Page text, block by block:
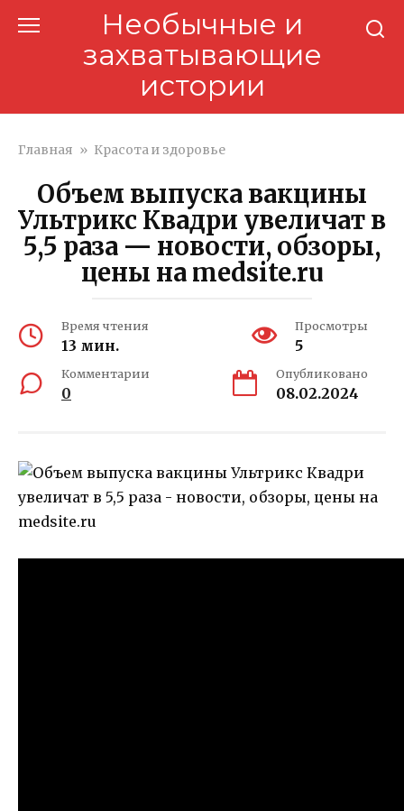
Необычные и
захватывающие
истории
Главная » Красота и здоровье
Объем выпуска вакцины
Ультрикс Квадри увеличат в
5,5 раза — новости, обзоры,
цены на medsite.ru
Время чтения
13 мин.
Просмотры
5
Комментарии
0
Опубликовано
08.02.2024